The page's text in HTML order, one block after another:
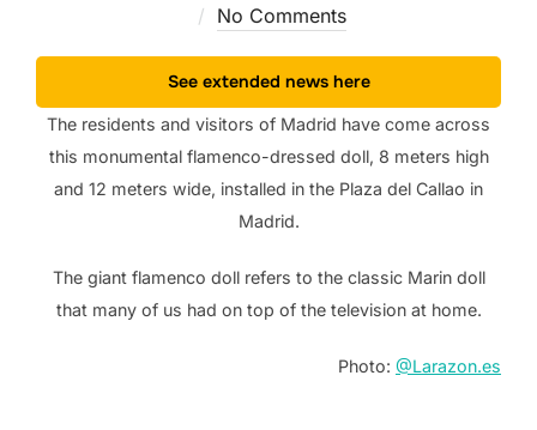
on
No Comments
See extended news here
The residents and visitors of Madrid have come across
this monumental flamenco-dressed doll, 8 meters high
and 12 meters wide, installed in the Plaza del Callao in
Madrid.
The giant flamenco doll refers to the classic Marin doll
that many of us had on top of the television at home.
Photo: @Larazon.es